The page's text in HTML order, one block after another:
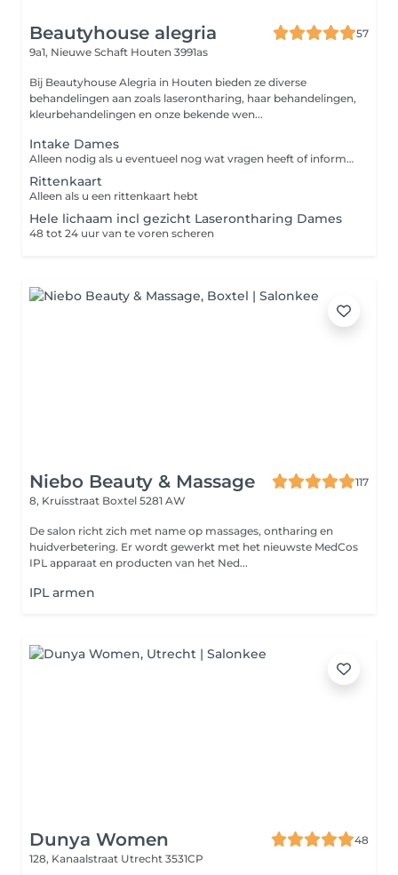
Beautyhouse alegria
57
9a1, Nieuwe Schaft Houten 3991as
Bij Beautyhouse Alegria in Houten bieden ze diverse
behandelingen aan zoals laserontharing, haar behandelingen,
kleurbehandelingen en onze bekende wen...
Intake Dames
Alleen nodig als u eventueel nog wat vragen heeft of informatie wilt
Rittenkaart
Alleen als u een rittenkaart hebt
Hele lichaam incl gezicht Laserontharing Dames
48 tot 24 uur van te voren scheren
Niebo Beauty & Massage
117
8, Kruisstraat Boxtel 5281 AW
De salon richt zich met name op massages, ontharing en
huidverbetering. Er wordt gewerkt met het nieuwste MedCos
IPL apparaat en producten van het Ned...
IPL armen
Dunya Women
48
128, Kanaalstraat Utrecht 3531CP